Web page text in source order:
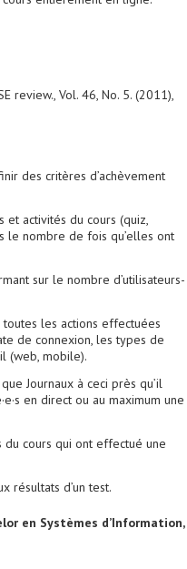
review., Vol. 46, No. 5. (2011),
des critères d’achèvement
activités du cours (quiz,
le nombre de fois qu’elles ont
sur le nombre d’utilisateurs-
les actions effectuées
de connexion, les types de
(web, mobile).
Journaux à ceci près qu’il
en direct ou au maximum une
du cours qui ont effectué une
résultats d’un test.
en Systèmes d’Information,